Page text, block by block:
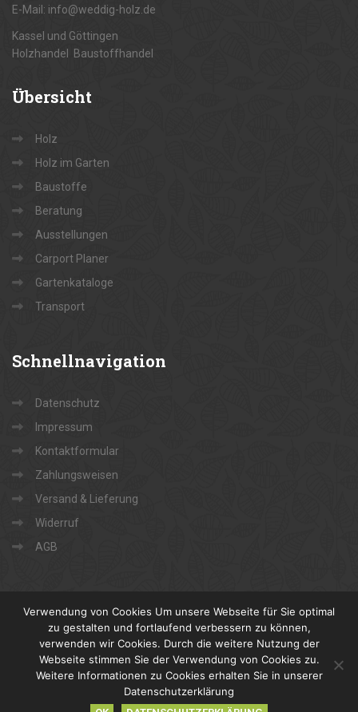
E-Mail: info@weddig-holz.de
Kassel und Göttingen
Holzhandel Baustoffhandel
Übersicht
Holz
Holz im Garten
Baustoffe
Beratung
Ausstellungen
Carport Planer
Gartenkataloge
Transport
Schnellnavigation
Datenschutz
Impressum
Kontaktformular
Zahlungsweisen
Versand & Lieferung
Widerruf
AGB
Copyright 2022 Georg Weddig e.K. Holz und Baustoffe
Fan werden
Rufen Sie uns an05544 95080
Verwendung von Cookies Um unsere Webseite für Sie optimal
zu gestalten und fortlaufend verbessern zu können,
verwenden wir Cookies. Durch die weitere Nutzung der
Webseite stimmen Sie der Verwendung von Cookies zu.
Weitere Informationen zu Cookies erhalten Sie in unserer
Datenschutzerklärung